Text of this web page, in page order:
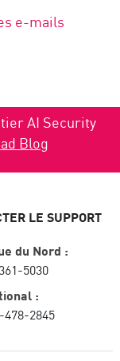
e-mails
AI Security
Blog
LE SUPPORT
du Nord :
5030
:
2845